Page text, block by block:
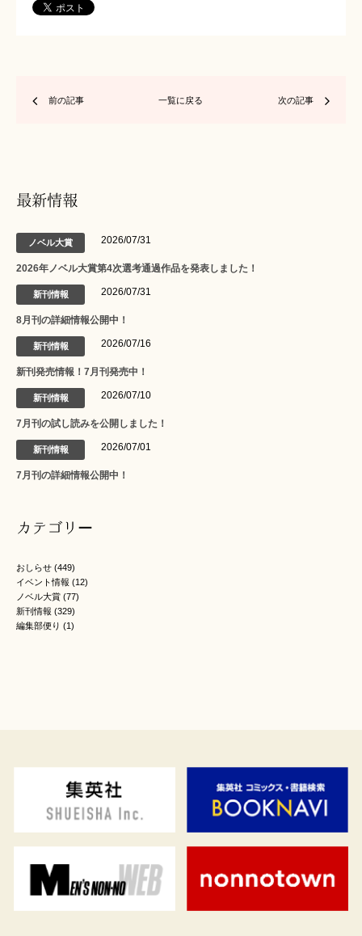
前の記事 一覧に戻る 次の記事
最新情報
ノベル大賞 2026/07/31
2026年ノベル大賞第4次選考通過作品を発表しました！
新刊情報 2026/07/31
8月刊の詳細情報公開中！
新刊情報 2026/07/16
新刊発売情報！7月刊発売中！
新刊情報 2026/07/10
7月刊の試し読みを公開しました！
新刊情報 2026/07/01
7月刊の詳細情報公開中！
カテゴリー
おしらせ (449)
イベント情報 (12)
ノベル大賞 (77)
新刊情報 (329)
編集部便り (1)